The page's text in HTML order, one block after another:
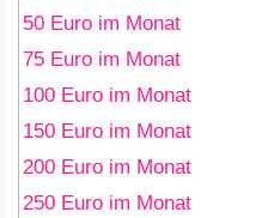
50 Euro im Monat
75 Euro im Monat
100 Euro im Monat
150 Euro im Monat
200 Euro im Monat
250 Euro im Monat